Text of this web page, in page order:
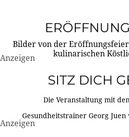
Bilder von der
kulinarischen
Anzeigen
SITZ DICH
Die Veranstaltung mit
Gesundheitstrainer Georg
Anzeigen